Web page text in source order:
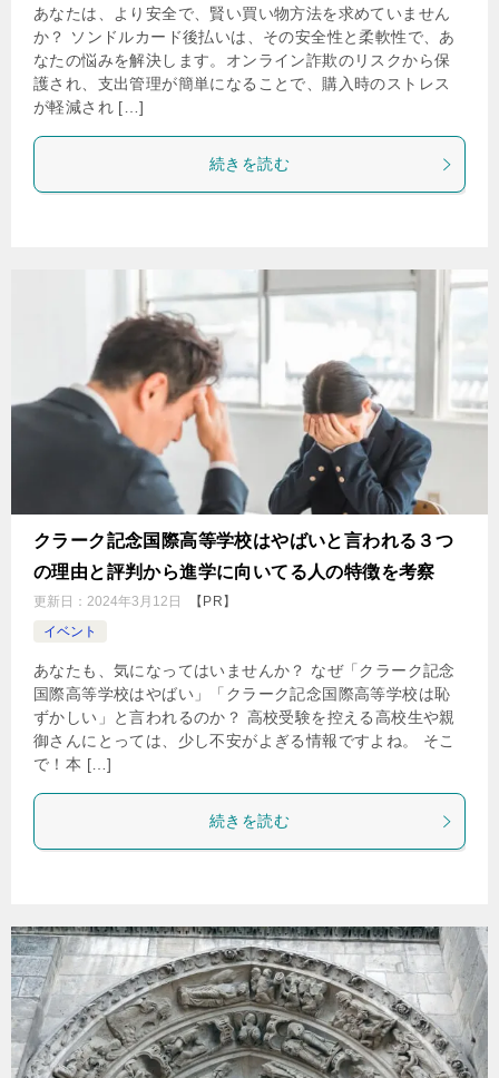
あなたは、より安全で、賢い買い物方法を求めていません
か？ ソンドルカード後払いは、その安全性と柔軟性で、あ
なたの悩みを解決します。オンライン詐欺のリスクから保
護され、支出管理が簡単になることで、購入時のストレス
が軽減され […]
続きを読む
クラーク記念国際高等学校はやばいと言われる３つ
の理由と評判から進学に向いてる人の特徴を考察
更新日： 2024年3月12日
イベント
【PR】
あなたも、気になってはいませんか？ なぜ「クラーク記念
国際高等学校はやばい」「クラーク記念国際高等学校は恥
ずかしい」と言われるのか？ 高校受験を控える高校生や親
御さんにとっては、少し不安がよぎる情報ですよね。 そこ
で！本 […]
続きを読む